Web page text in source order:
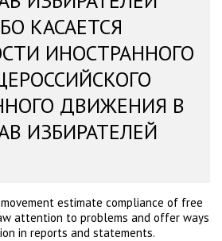
КАСАЕТСЯ
ИНОСТРАННОГО
ДВИЖЕНИЯ В
ИЗБИРАТЕЛЕЙ
estimate compliance of free
attention to problems and offer ways
in reports and statements.